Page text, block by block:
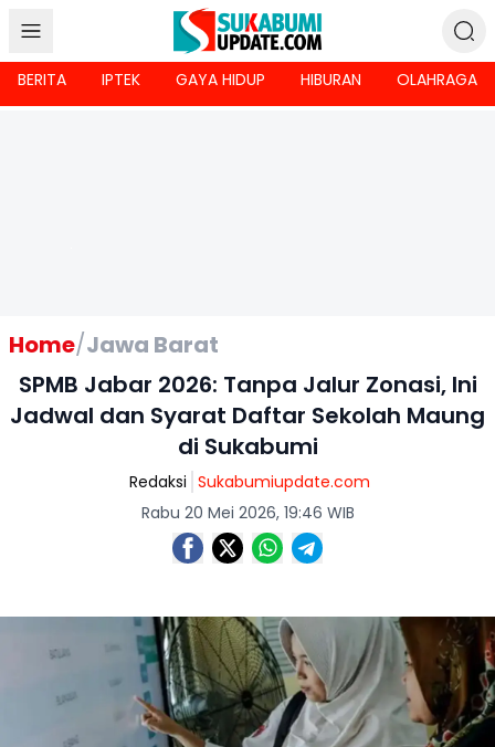
BERITA IPTEK GAYA HIDUP HIBURAN OLAHRAGA
Home/Jawa Barat
SPMB Jabar 2026: Tanpa Jalur Zonasi, Ini
Jadwal dan Syarat Daftar Sekolah Maung
di Sukabumi
Redaksi Sukabumiupdate.com
Rabu 20 Mei 2026, 19:46 WIB